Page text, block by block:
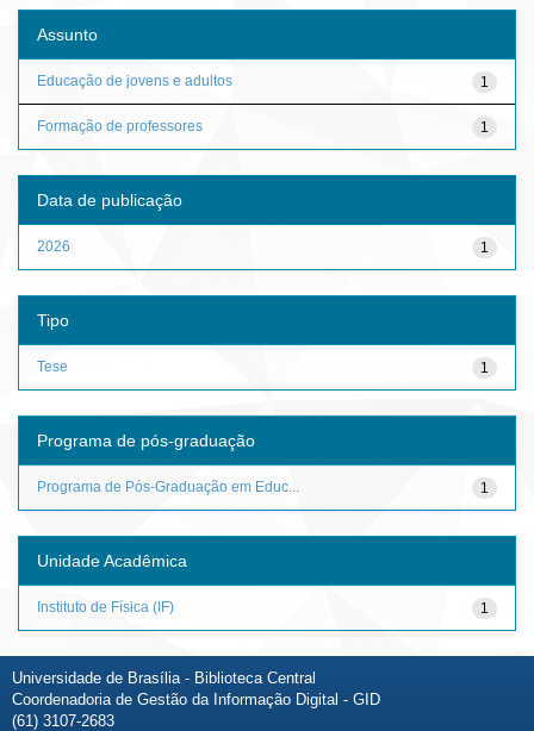
Assunto
1
Educação de jovens e adultos
1
Formação de professores
Data de publicação
1
2026
Tipo
1
Tese
Programa de pós-graduação
1
Programa de Pós-Graduação em Educ...
Unidade Acadêmica
1
Instituto de Física (IF)
Universidade de Brasília - Biblioteca Central
Coordenadoria de Gestão da Informação Digital - GID
(61) 3107-2683